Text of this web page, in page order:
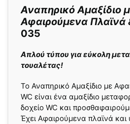
Αναπηρικό Αμαξίδιο
Αφαιρούμενα Πλαϊνά
035
Απλού τύπου για εύκολη
τουαλέτας!
Το Αναπηρικό Αμαξίδιο με
WC είναι ένα αμαξίδιο
δοχείο WC και
Έχει Αφαιρούµενα πλαϊνά και